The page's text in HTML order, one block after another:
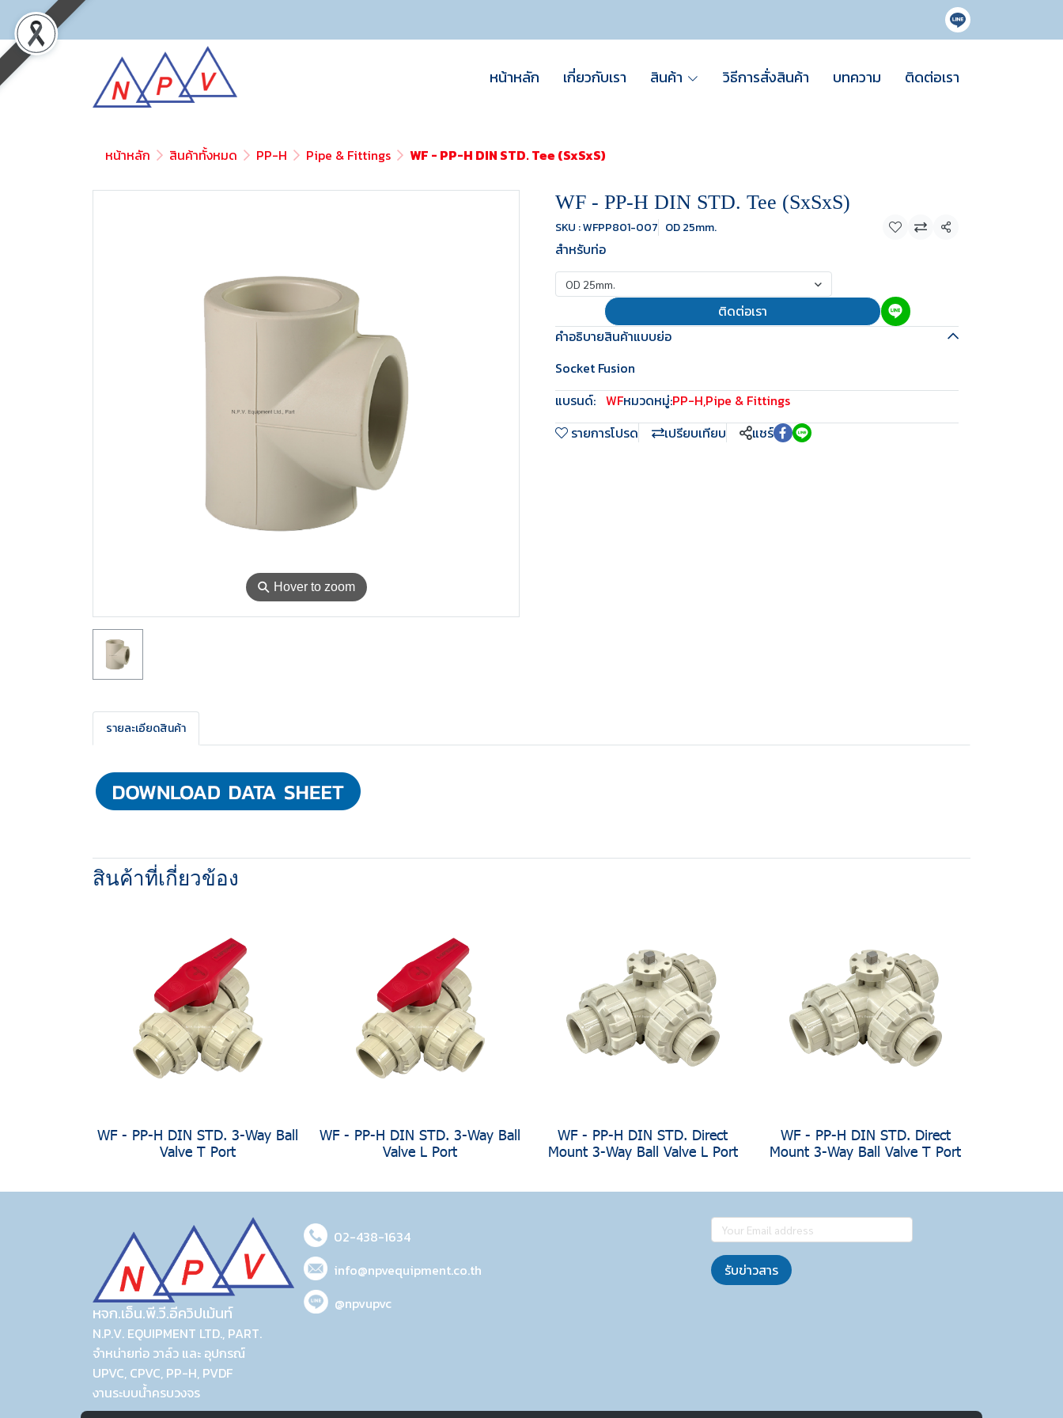
หน้าหลัก เกี่ยวกับเรา สินค้า วิธีการสั่งสินค้า บทความ ติดต่อเรา
หน้าหลัก สินค้าทั้งหมด PP-H Pipe & Fittings WF - PP-H DIN STD. Tee (SxSxS)
⚲ Hover to zoom
WF - PP-H DIN STD. Tee (SxSxS)
SKU : WFPP801-007 OD 25mm.
แชร์
สำหรับท่อ
OD 25mm.
ติดต่อเรา
คำอธิบายสินค้าแบบย่อ
Socket Fusion
แบรนด์: WFหมวดหมู่:PP-H,Pipe & Fittings
รายการโปรด
เปรียบเทียบ แชร์
รายละเอียดสินค้า
สินค้าที่เกี่ยวข้อง
WF - PP-H DIN STD. 3-Way Ball
Valve T Port
WF - PP-H DIN STD. 3-Way Ball
Valve L Port
WF - PP-H DIN STD. Direct
Mount 3-Way Ball Valve L Port
WF - PP-H DIN STD. Direct
Mount 3-Way Ball Valve T Port
หจก.เอ็น.พี.วี.อีควิปเม้นท์
N.P.V. EQUIPMENT LTD., PART.
จำหน่ายท่อ วาล์ว และ อุปกรณ์
UPVC, CPVC, PP-H, PVDF
งานระบบน้ำครบวงจร
02-438-1634
info@npvequipment.co.th
@npvupvc
รับข่าวสาร